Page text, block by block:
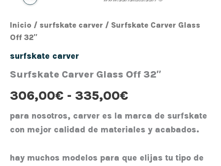
Inicio / surfskate carver / Surfskate Carver Glass
Off 32″
surfskate carver
Surfskate Carver Glass Off 32″
306,00€ - 335,00€
para nosotros, carver es la marca de surfskate
con mejor calidad de materiales y acabados.
hay muchos modelos para que elijas tu tipo de